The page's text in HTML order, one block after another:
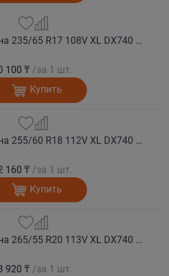
DAVANTI Автошина 235/65 R17 108V XL DX740 лето
100 ₸ /за 1 шт.
Купить
DAVANTI Автошина 255/60 R18 112V XL DX740 лето (Таиланд)
160 ₸ /за 1 шт.
Купить
DAVANTI Автошина 265/55 R20 113V XL DX740 RPR лето
920 ₸ /за 1 шт.